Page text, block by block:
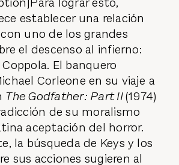
establecer una relación
uno de los grandes
el descenso al infierno:
El banquero
Corleone en su viaje a
The Godfather: Part II(1974)
de su moralismo
aceptación del horror.
la búsqueda de Keys y los
sus acciones sugieren al